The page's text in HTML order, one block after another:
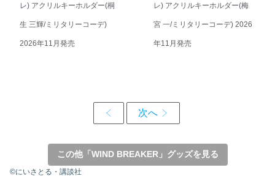
レ) アクリルキーホルダー(桐
生 三輝/ミリタリーコーデ)
2026年11月発売
レ) アクリルキーホルダー(梅
宮 一/ミリタリーコーデ) 2026
年11月発売
この他「WIND BREAKER」グッズを見る
©にいさとる・講談社